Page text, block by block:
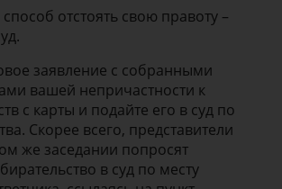
отстоять свою правоту –
заявление с собранными
вашей непричастности к
с карты и подайте его в суд по
Скорее всего, представители
же заседании попросят
в суд по месту